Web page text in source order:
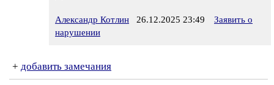
Александр Котлин 26.12.2025 23:49
Заявить о
нарушении
+ добавить замечания